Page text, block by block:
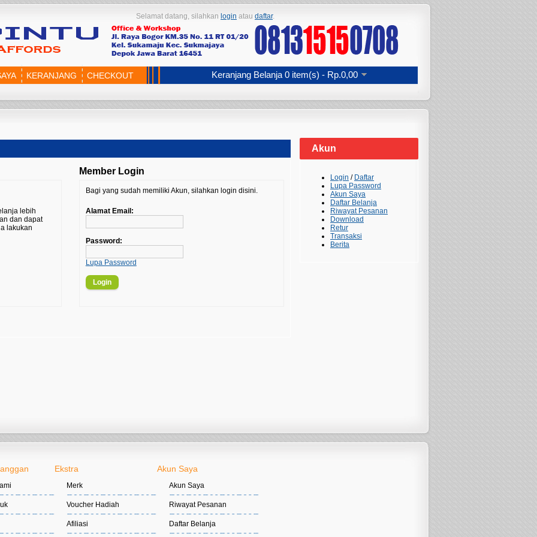
Keranjang Belanja 0 item(s) - Rp.0,00
Selamat datang, silahkan login atau daftar.
KERANJANG CHECKOUT
Akun
Login / Daftar
Lupa Password
Akun Saya
Daftar Belanja
Riwayat Pesanan
Download
Retur
Transaksi
Berita
lebih
dan dapat
lakukan
Member Login
Bagi yang sudah memiliki Akun, silahkan login disini.
Alamat Email:
Password:
Lupa Password
Ekstra
Merk
Voucher Hadiah
Afiliasi
Akun Saya
Akun Saya
Riwayat Pesanan
Daftar Belanja